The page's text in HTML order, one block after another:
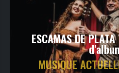
ESCAMAS DE
MUSIQUE